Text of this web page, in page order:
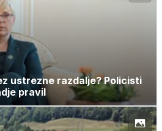
ustrezne razdalje? Policisti
pravil